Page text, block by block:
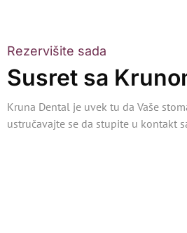
Rezervišite sada
Susret sa
Kruna Dental je uvek tu da Vaše
ustručavajte se da stupite u kontakt